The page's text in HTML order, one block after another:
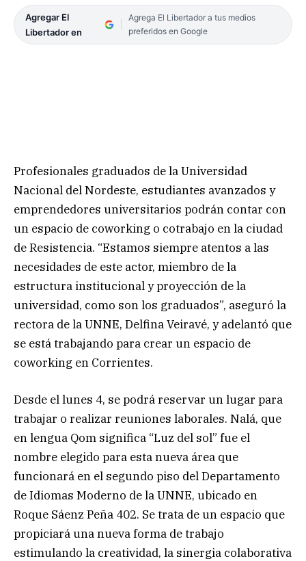
Agregar El
Libertador en
Agrega El Libertador a tus medios
preferidos en Google
Profesionales graduados de la Universidad
Nacional del Nordeste, estudiantes avanzados y
emprendedores universitarios podrán contar con
un espacio de coworking o cotrabajo en la ciudad
de Resistencia. “Estamos siempre atentos a las
necesidades de este actor, miembro de la
estructura institucional y proyección de la
universidad, como son los graduados”, aseguró la
rectora de la UNNE, Delfina Veiravé, y adelantó que
se está trabajando para crear un espacio de
coworking en Corrientes.
Desde el lunes 4, se podrá reservar un lugar para
trabajar o realizar reuniones laborales. Nalá, que
en lengua Qom significa “Luz del sol” fue el
nombre elegido para esta nueva área que
funcionará en el segundo piso del Departamento
de Idiomas Moderno de la UNNE, ubicado en
Roque Sáenz Peña 402. Se trata de un espacio que
propiciará una nueva forma de trabajo
estimulando la creatividad, la sinergia colaborativa